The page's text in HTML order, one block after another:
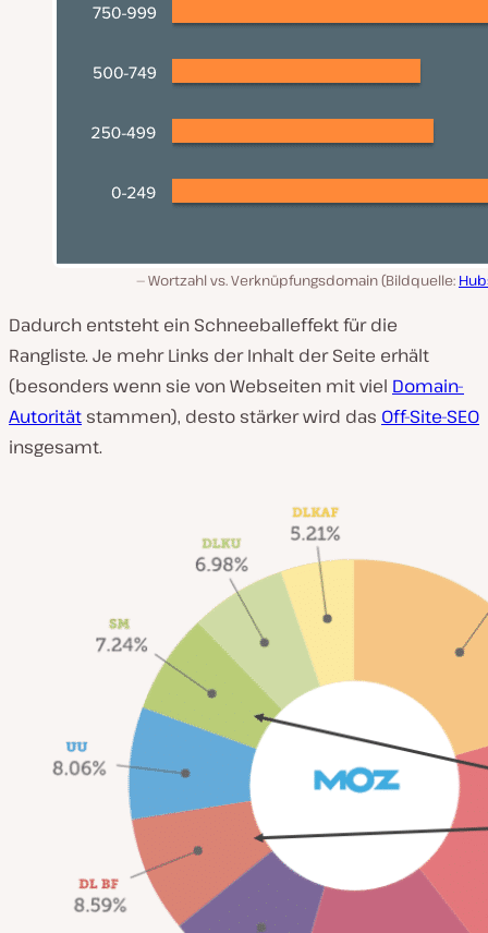
Wortzahl vs. Verknüpfungsdomain (Bildquelle:
Dadurch entsteht ein Schneeballeffekt für die
Rangliste. Je mehr Links der Inhalt der Seite erhält
(besonders wenn sie von Webseiten mit viel Domain-
Autorität stammen), desto stärker wird das Off-Site-SEO
insgesamt.